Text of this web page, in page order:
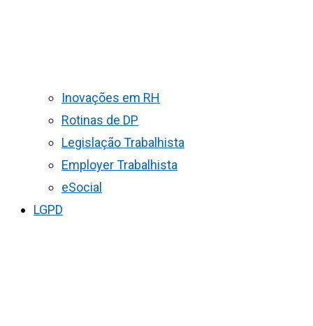
Inovações em RH
Rotinas de DP
Legislação Trabalhista
Employer Trabalhista
eSocial
LGPD